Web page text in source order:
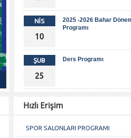
NİS
10
2025 -2026 Bahar
Programı
ŞUB
25
Ders Programı
Hızlı Erişim
SPOR SALONLARI PROGRAMI